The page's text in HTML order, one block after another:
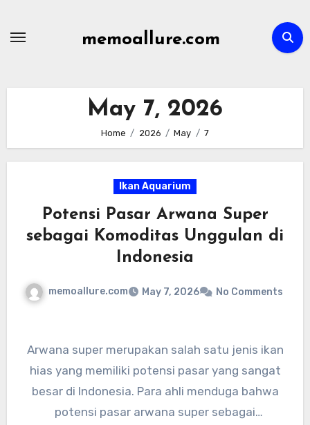
memoallure.com
May 7, 2026
Home 2026 May 7
Ikan Aquarium
Potensi Pasar Arwana Super
sebagai Komoditas Unggulan di
Indonesia
memoallure.com May 7, 2026 No Comments
Arwana super merupakan salah satu jenis ikan
hias yang memiliki potensi pasar yang sangat
besar di Indonesia. Para ahli menduga bahwa
potensi pasar arwana super sebagai